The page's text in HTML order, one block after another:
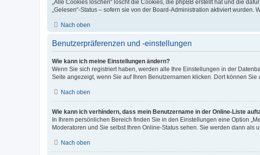
„Alle Cookies löschen“ löscht die Cookies, die phpBB erstellt hat und die
„Gelesen“-Status – sofern sie von der Board-Administration aktiviert
Nach oben
Benutzerpräferenzen und -einstellungen
Wie kann ich meine Einstellungen ändern?
Wenn Sie sich registriert haben, werden alle Ihre Einstellungen in der
Seite angezeigt, wenn Sie auf Ihren Benutzernamen klicken. Dort können Sie
Nach oben
Wie kann ich verhindern, dass mein Benutzername in der Online-Liste
In Ihrem persönlichen Bereich finden Sie in den Einstellungen eine Option
Moderatoren und Sie selbst Ihren Online-Status sehen. Sie werden dann als
Nach oben